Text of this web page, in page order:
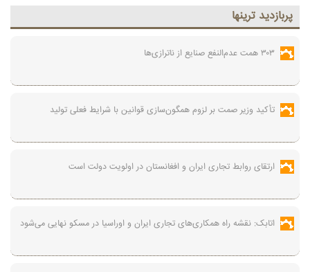
پربازديد ترينها
۳۰۳ همت عدم‌النفع صنایع از ناترازی‌ها
تأکید وزیر صمت بر لزوم همگون‌سازی قوانین با شرایط فعلی تولید
ارتقای روابط تجاری ایران و افغانستان در اولویت دولت است
اتابک: نقشه راه همکاری‌های تجاری ایران و اوراسیا در مسکو نهایی می‌شود